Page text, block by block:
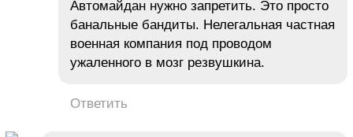
Автомайдан нужно запретить. Это просто
банальные бандиты. Нелегальная частная
военная компания под проводом
ужаленного в мозг резвушкина.
Ответить